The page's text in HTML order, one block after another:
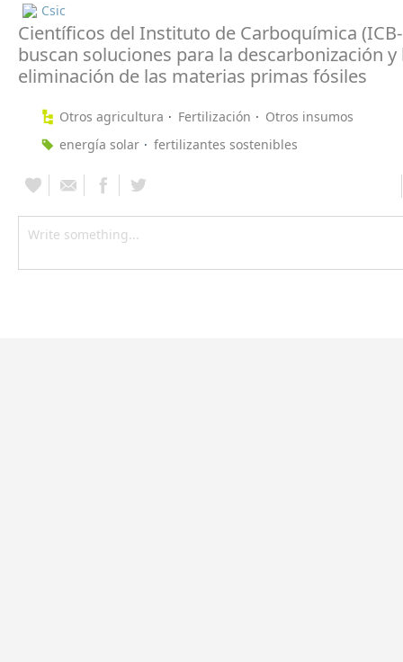
Csic
Científicos del Instituto de Carboquímica (ICB-
buscan soluciones para la descarbonización y
eliminación de las materias primas fósiles
Otros agricultura Fertilización
Otros insumos
energía solar
fertilizantes sostenibles